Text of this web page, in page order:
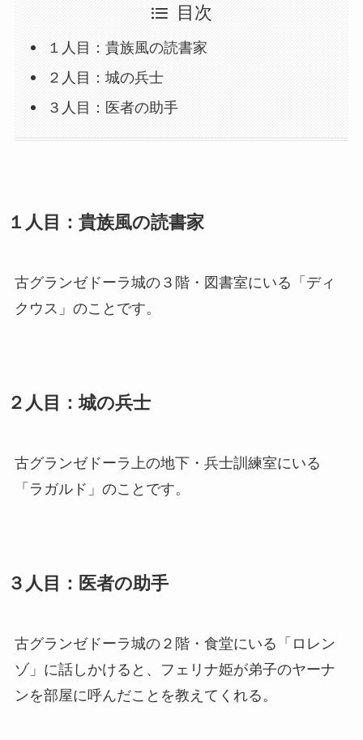
目次
１人目：貴族風の読書家
２人目：城の兵士
３人目：医者の助手
１人目：貴族風の読書家
古グランゼドーラ城の３階・図書室にいる「ディ
クウス」のことです。
２人目：城の兵士
古グランゼドーラ上の地下・兵士訓練室にいる
「ラガルド」のことです。
３人目：医者の助手
古グランゼドーラ城の２階・食堂にいる「ロレン
ゾ」に話しかけると、フェリナ姫が弟子のヤーナ
ンを部屋に呼んだことを教えてくれる。